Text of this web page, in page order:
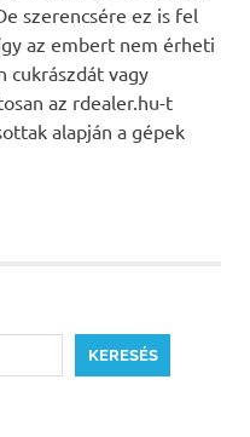
szerencsére ez is fel
az embert nem érheti
cukrászdát vagy
az rdealer.hu-t
alapján a gépek
KERESÉS